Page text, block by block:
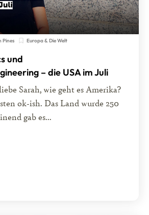
Pines Europa & Die Welt
und
– die USA im Juli
Sarah, wie geht es Amerika?
ok-ish. Das Land wurde 250
gab es...